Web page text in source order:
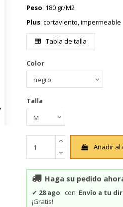
Peso: 180 gr/M2
Plus: cortaviento, impermeable
Tabla de talla
Color
Talla
Añadir al
Haga su pedido
✔ 28 ago con Envío a tu
¡Gratis!